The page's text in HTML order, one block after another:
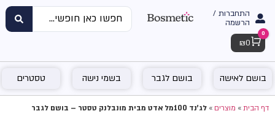
התחברות /
הרשמה
Cart
0
₪ 0
בושם לאישה בושם לגבר בשמי נישה טסטרים
דף הבית»מוצרים»לג'נד 100מל אדט מבית מונבלנק טסטר – בושם לגבר